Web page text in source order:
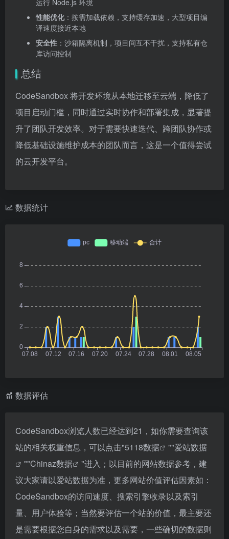
运行 Node.js 环境
性能优化：按需加载依赖，支持缓存加速，大型项目编
译速度接近本地
安全性 ：沙箱隔离机制，项目间互不干扰，支持私有仓
库访问控制
总结
CodeSandbox 将开发环境从本地迁移至云端，降低了
项目启动门槛，同时通过实时协作和部署集成，显著提
升了团队开发效率。对于需要快速迭代、跨团队协作或
降低基础设施维护成本的团队而言，这是一个值得尝试
的云开发平台。
数据统计
数据评估
CodeSandbox浏览人数已经达到21，如你需要查询该
站的相关权重信息，可以点击"5118数据 ""爱站数据
""Chinaz数据
"进入；以目前的网站数据参考，建
议大家请以爱站数据为准，更多网站价值评估因素如：
CodeSandbox的访问速度、搜索引擎收录以及索引
量、用户体验等；当然要评估一个站的价值，最主要还
是需要根据您自身的需求以及需要，一些确切的数据则